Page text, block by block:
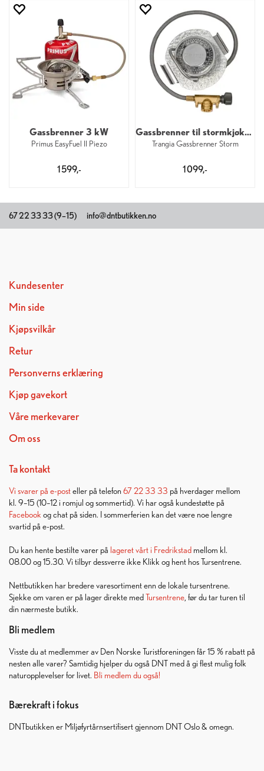
Gassbrenner 3 kW
Primus EasyFuel II Piezo
1 599,-
Gassbrenner til stormkjøkken 2,3 kW
Trangia Gassbrenner Storm
1 099,-
67 22 33 33 (9–15) info@dntbutikken.no
Kundesenter
Min side
Kjøpsvilkår
Retur
Personverns erklæring
Kjøp gavekort
Våre merkevarer
Om oss
Ta kontakt
Vi svarer på e-posteller på telefon 67 22 33 33 på hverdager mellom
kl. 9–15 (10–12 i romjul og sommertid). Vi har også kundestøtte på
Facebook og chat på siden. I sommerferien kan det være noe lengre
svartid på e-post.
Du kan hente bestilte varer på lageret vårt i Fredrikstad mellom kl.
08.00 og 15.30. Vi tilbyr dessverre ikke Klikk og hent hos Tursentrene.
Nettbutikken har bredere varesortiment enn de lokale tursentrene.
Sjekke om varen er på lager direkte medTursentrene , før du tar turen til
din nærmeste butikk.
Bli medlem
Visste du at medlemmer av Den Norske Turistforeningen får 15 % rabatt på
nesten alle varer? Samtidig hjelper du også DNT med å gi flest mulig folk
naturopplevelser for livet. Bli medlem du også!
Bærekraft i fokus
DNTbutikken er Miljøfyrtårnsertifisert gjennom DNT Oslo & omegn.